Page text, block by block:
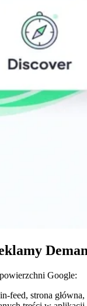
Google:
feed, strona